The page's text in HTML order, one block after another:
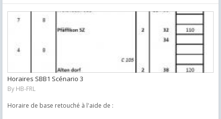
Horaires SBB1 Scénario 3
By HB-FRL
Horaire de base retouché à l'aide de :